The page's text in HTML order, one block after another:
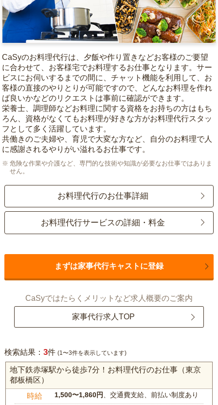
CaSyのお料理代行は、夕飯や作り置きなどお客様のご要望
に合わせて、お客様宅でお料理するお仕事となります。サー
ビスにお伺いするまでの間に、チャット機能を利用して、お
客様の直接のやりとりが可能ですので、どんなお料理を作れ
ば良いかなどのリクエストは事前に確認ができます。
栄養士、調理師などお料理に関する資格をお持ちの方はもち
ろん、資格がなくてもお料理が好きな方がお料理代行スタッ
フとして多く活躍しています。
共働きのご夫婦や、育児で大変な方など、自分のお料理で人
に感謝されるやりがい溢れるお仕事です。
危険な作業や介護など、専門的な技術や知識が必要なお仕事ではありま
せん。
お料理代行のお仕事詳細
お料理代行サービスの詳細・料金
まずは家事代行キャストに登録
CaSyではたらくメリットなど求人概要のご案内
家事代行求人TOP
検索結果： 3件 (1〜3件を表示しています)
地下鉄赤塚駅から徒歩7分！お料理代行のお仕事（東京
都板橋区）
時給 1,500〜1,860円 、交通費支給、前払い制度あり